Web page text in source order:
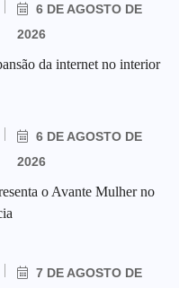
6 DE AGOSTO DE
2026
da internet no interior
6 DE AGOSTO DE
2026
o Avante Mulher no
7 DE AGOSTO DE